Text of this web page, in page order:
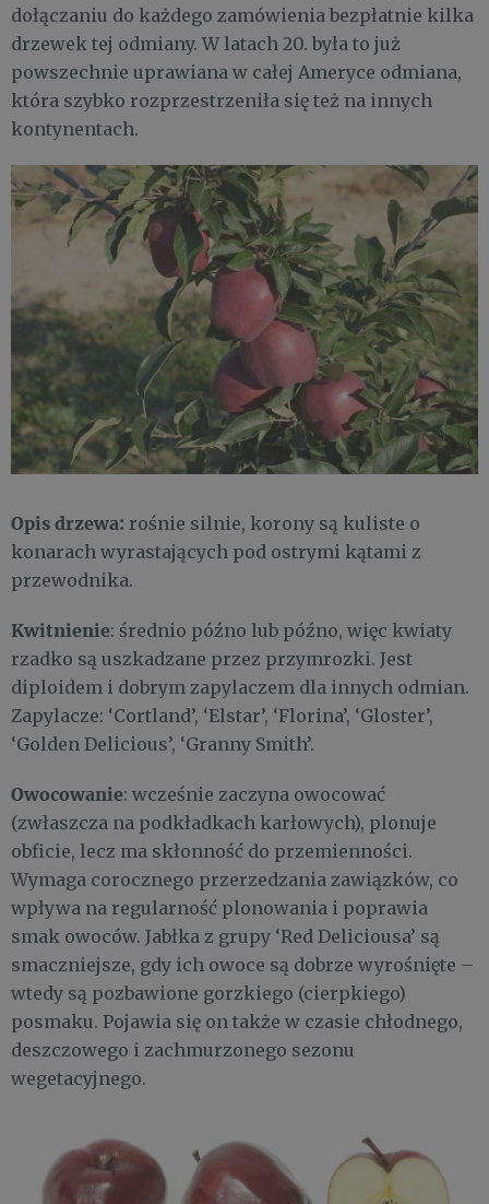
dołączaniu do każdego zamówienia bezpłatnie kilka
drzewek tej odmiany. W latach 20. była to już
powszechnie uprawiana w całej Ameryce odmiana,
która szybko rozprzestrzeniła się też na innych
kontynentach.
Opis drzewa: rośnie silnie, korony są kuliste o
konarach wyrastających pod ostrymi kątami z
przewodnika.
Kwitnienie: średnio późno lub późno, więc kwiaty
rzadko są uszkadzane przez przymrozki. Jest
diploidem i dobrym zapylaczem dla innych odmian.
Zapylacze: ‘Cortland’, ‘Elstar’, ‘Florina’, ‘Gloster’,
‘Golden Delicious’, ‘Granny Smith’.
Owocowanie: wcześnie zaczyna owocować
(zwłaszcza na podkładkach karłowych), plonuje
obficie, lecz ma skłonność do przemienności.
Wymaga corocznego przerzedzania zawiązków, co
wpływa na regularność plonowania i poprawia
smak owoców. Jabłka z grupy ‘Red Deliciousa’ są
smaczniejsze, gdy ich owoce są dobrze wyrośnięte –
wtedy są pozbawione gorzkiego (cierpkiego)
posmaku. Pojawia się on także w czasie chłodnego,
deszczowego i zachmurzonego sezonu
wegetacyjnego.